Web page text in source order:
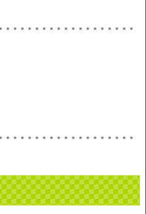
＊＊＊＊＊＊＊＊＊＊＊＊＊＊＊＊＊
＊＊＊＊＊＊＊＊＊＊＊＊＊＊＊＊＊